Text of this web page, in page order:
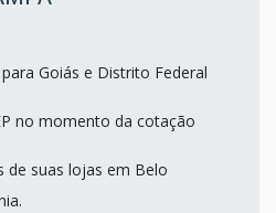
Goiás e Distrito Federal
no momento da cotação
de suas lojas em Belo